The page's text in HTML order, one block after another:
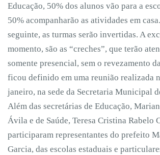
Educação, 50% dos alunos vão para a
50% acompanharão as atividades em
seguinte, as turmas serão invertidas. A
momento, são as “creches”, que terão
somente presencial, sem o revezamento
ficou definido em uma reunião realizada
janeiro, na sede da Secretaria Municipal
Além das secretárias de Educação,
Ávila e de Saúde, Teresa Cristina Rabelo
participaram representantes do prefeito
Garcia, das escolas estaduais e